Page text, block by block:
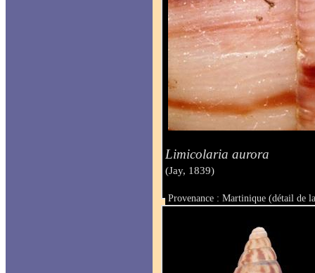
Limicolaria aurora
(Jay, 1839)
Provenance : Martinique (détail de
Taille :